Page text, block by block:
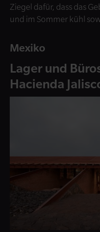
Ziegel dafür, dass das
und im Sommer kühl
Mexiko
Lager und
Hacienda